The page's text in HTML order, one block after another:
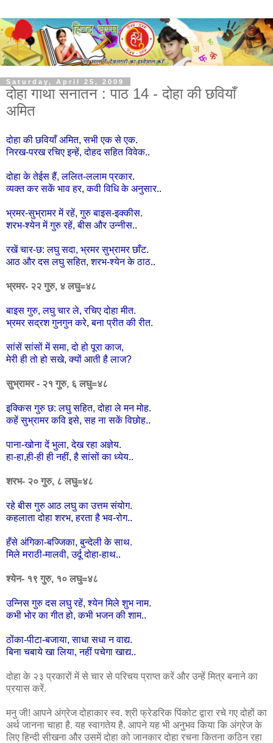
Saturday, April 25, 2009
दोहा गाथा सनातन : पाठ 14 - दोहा की छवियाँ
अमित
दोहा की छवियाँ अमित, सभी एक से एक.
निरख-परख रचिए इन्हें, दोहद सहित विवेक..
दोहा के तेईस हैं, ललित-ललाम प्रकार.
व्यक्त कर सकें भाव हर, कवी विधि के अनुसार..
भ्रमर-सुभ्रामर में रहें, गुरु बाइस-इक्कीस.
शरभ-श्येन में गुरु रहें, बीस और उन्नीस..
रखें चार-छ: लघु सदा, भ्रमर सुभ्रामर छाँट.
आठ और दस लघु सहित, शरभ-श्येन के ठाठ..
भ्रमर- २२ गुरु, ४ लघु=४८
बाइस गुरु, लघु चार ले, रचिए दोहा मीत.
भ्रमर सद्रश गुनगुन करे, बना प्रीत की रीत.
सांसें सांसों में समा, दो हो पूरा काज,
मेरी ही तो हो सखे, क्यों आती है लाज?
सुभ्रामर - २१ गुरु, ६ लघु=४८
इक्किस गुरु छ: लघु सहित, दोहा ले मन मोह.
कहें सुभ्रामर कवि इसे, सह ना सकें विछोह..
पाना-खोना दें भुला, देख रहा अज्ञेय.
हा-हा,ही-ही ही नहीं, है सांसों का ध्येय..
शरभ- २० गुरु, ८ लघु=४८
रहे बीस गुरु आठ लघु का उत्तम संयोग.
कहलाता दोहा शरभ, हरता है भव-रोग..
हँसे अंगिका-बज्जिका, बुन्देली के साथ.
मिले मराठी-मालवी, उर्दू दोहा-हाथ..
श्येन- १९ गुरु, १० लघु=४८
उन्निस गुरु दस लघु रहें, श्येन मिले शुभ नाम.
कभी भोर का गीत हो, कभी भजन की शाम..
ठोंका-पीटा-बजाया, साधा सधा न वाद्य.
बिना चबाये खा लिया, नहीं पचेगा खाद्य..
दोहा के २३ प्रकारों में से चार से परिचय प्राप्त करें और उन्हें मित्र बनाने का
प्रयास करें.
मनु जी! आपने अंग्रेज दोहाकार स्व. श्री फ्रेडरिक पिंकोट द्वारा रचे गए दोहों का
अर्थ जानना चाहा है. यह स्वागतेय है. आपने यह भी अनुभव किया कि अंग्रेज के
लिए हिन्दी सीखना और उसमें दोहा को जानकार दोहा रचना कितना कठिन रहा